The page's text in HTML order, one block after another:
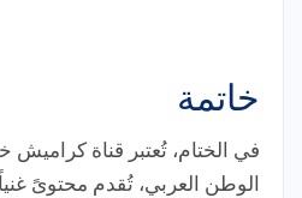
خاتمة
في الختام، تُعتبر قناة كراميش
الوطن العربي، تُقدم محتوىً غنياً